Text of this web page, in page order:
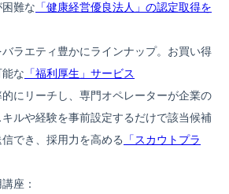
難な 「健康経営優良法人」の認定取得を
バラエティ豊かにラインナップ。お買い得
な 「福利厚生」サービス
的にリーチし、専門オペレーターが企業の
ルや経験を事前設定するだけで該当候補
でき、採用力を高める
「スカウトプラ
座：